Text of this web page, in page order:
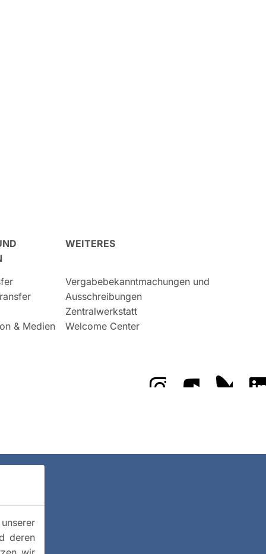
& Medien
WEITERES
Vergabebekanntmachungen und
Ausschreibungen
Zentralwerkstatt
Welcome Center
Das GFZ aufDas GFZ auf
Das
deren